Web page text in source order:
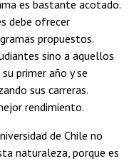
es bastante acotado.
debe ofrecer
propuestos.
sino a aquellos
primer año y se
sus carreras.
rendimiento.
de Chile no
naturaleza, porque es